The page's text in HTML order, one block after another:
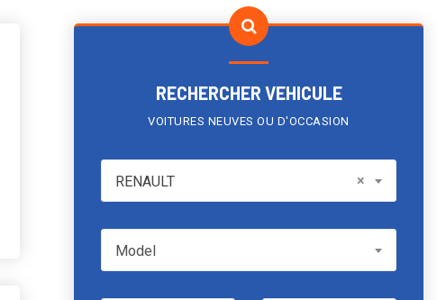
RECHERCHER VEHICULE
VOITURES NEUVES OU D'OCCASION
RENAULT ×
RENAULT
ModelModel